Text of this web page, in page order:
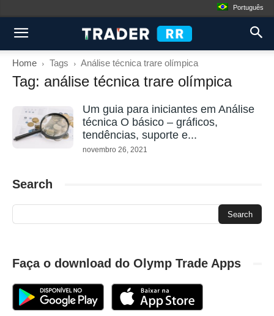
Português
Home Tags Análise técnica trare olímpica
Tag: análise técnica trare olímpica
Um guia para iniciantes em Análise
técnica O básico – gráficos,
tendências, suporte e...
novembro 26, 2021
Search
Faça o download do Olymp Trade Apps